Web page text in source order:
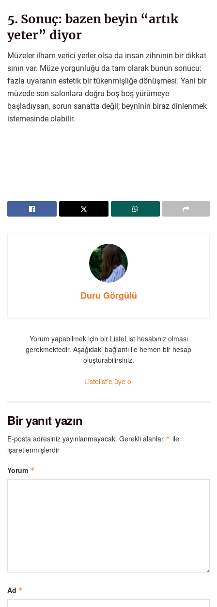
5. Sonuç: bazen beyin “artık
yeter” diyor
Müzeler ilham verici yerler olsa da insan zihninin bir dikkat
sınırı var. Müze yorgunluğu da tam olarak bunun sonucu:
fazla uyaranın estetik bir tükenmişliğe dönüşmesi. Yani bir
müzede son salonlara doğru boş boş yürümeye
başladıysan, sorun sanatta değil; beyninin biraz dinlenmek
istemesinde olabilir.
Duru Görgülü
Yorum yapabilmek için bir ListeList hesabınız olması
gerekmektedir. Aşağıdaki bağlantı ile hemen bir hesap
oluşturabilirsiniz.
Listelist'e üye ol
Bir yanıt yazın
E-posta adresiniz yayınlanmayacak. Gerekli alanlar * ile
işaretlenmişlerdir
Yorum *
Ad *